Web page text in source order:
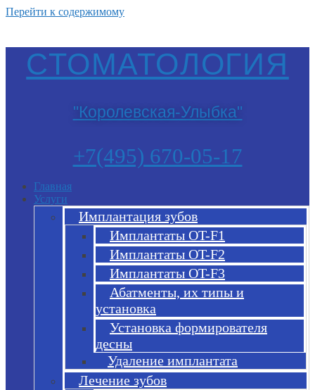
Перейти к содержимому
СТОМАТОЛОГИЯ
"Королевская-Улыбка"
+7(495) 670-05-17
Главная
Услуги
Имплантация зубов
Имплантаты OT-F1
Имплантаты OT-F2
Имплантаты OT-F3
Абатменты, их типы и
установка
Установка формирователя
десны
Удаление имплантата
Лечение зубов